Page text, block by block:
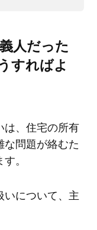
人だった
すればよ
は、住宅の所有
問題が絡むた
。
いについて、主